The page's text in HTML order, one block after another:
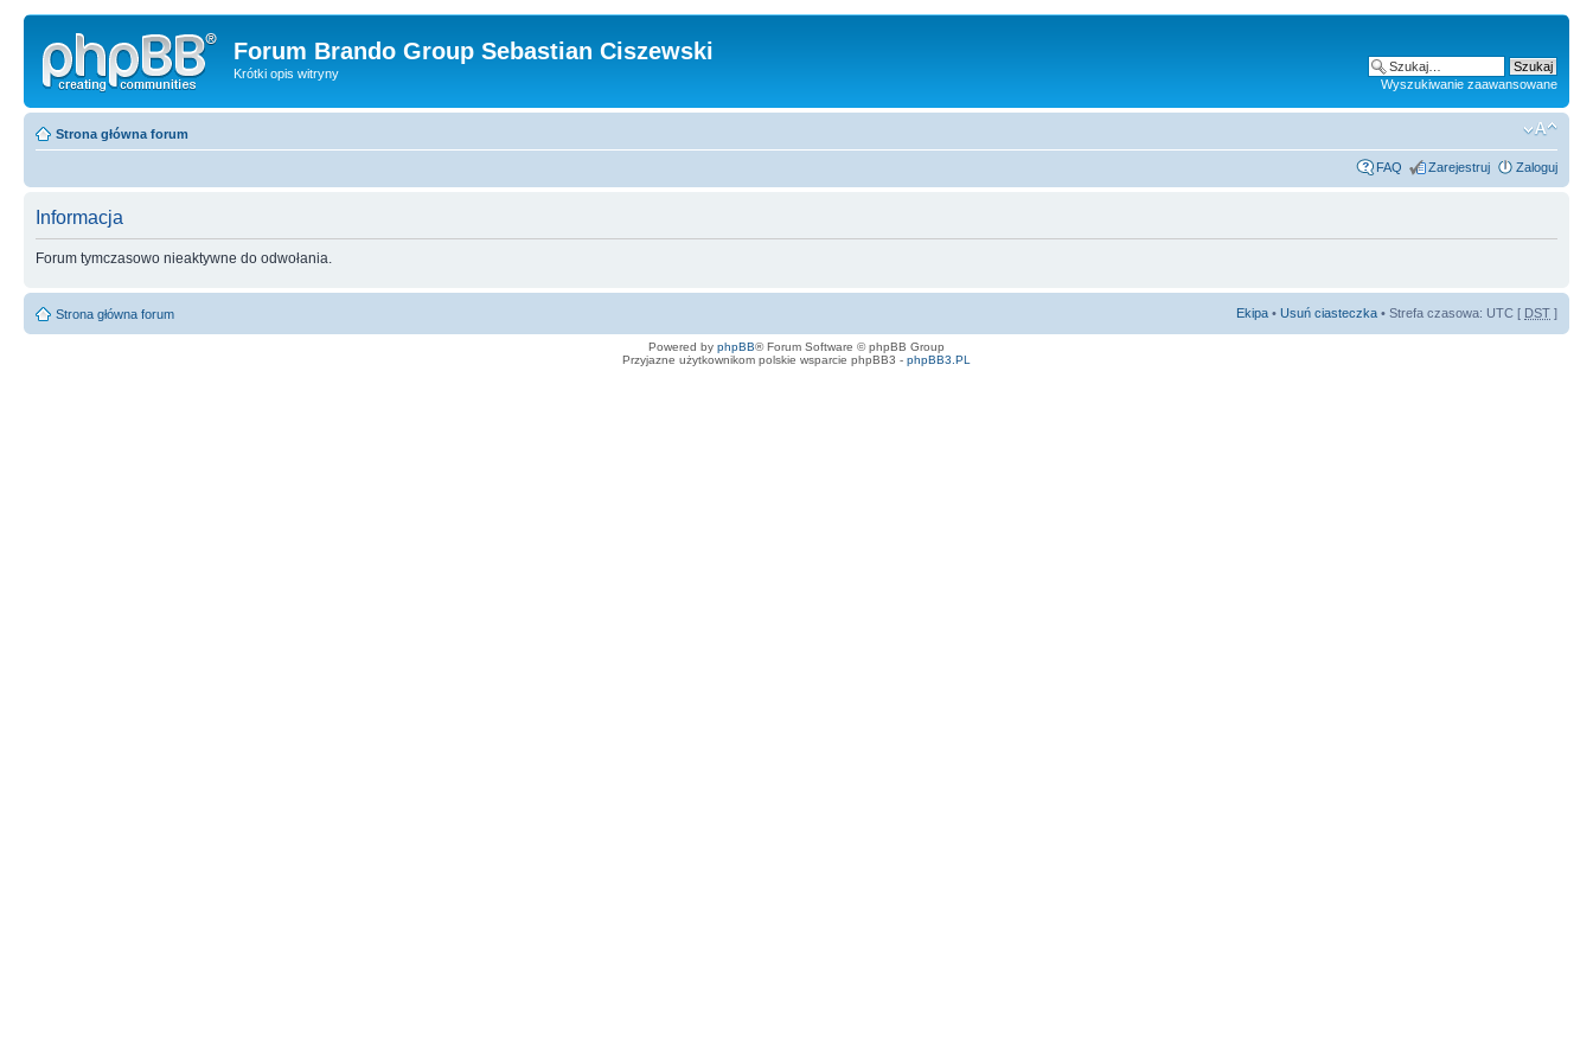
Forum Brando Group Sebastian Ciszewski
Krótki opis witryny
Wyszukiwanie zaawansowane
Strona główna forum
FAQ Zarejestruj Zaloguj
Informacja
Forum tymczasowo nieaktywne do odwołania.
Strona główna forum Ekipa • Usuń ciasteczka • Strefa czasowa: UTC [ DST ]
Powered by phpBB® Forum Software © phpBB Group
Przyjazne użytkownikom polskie wsparcie phpBB3 - phpBB3.PL